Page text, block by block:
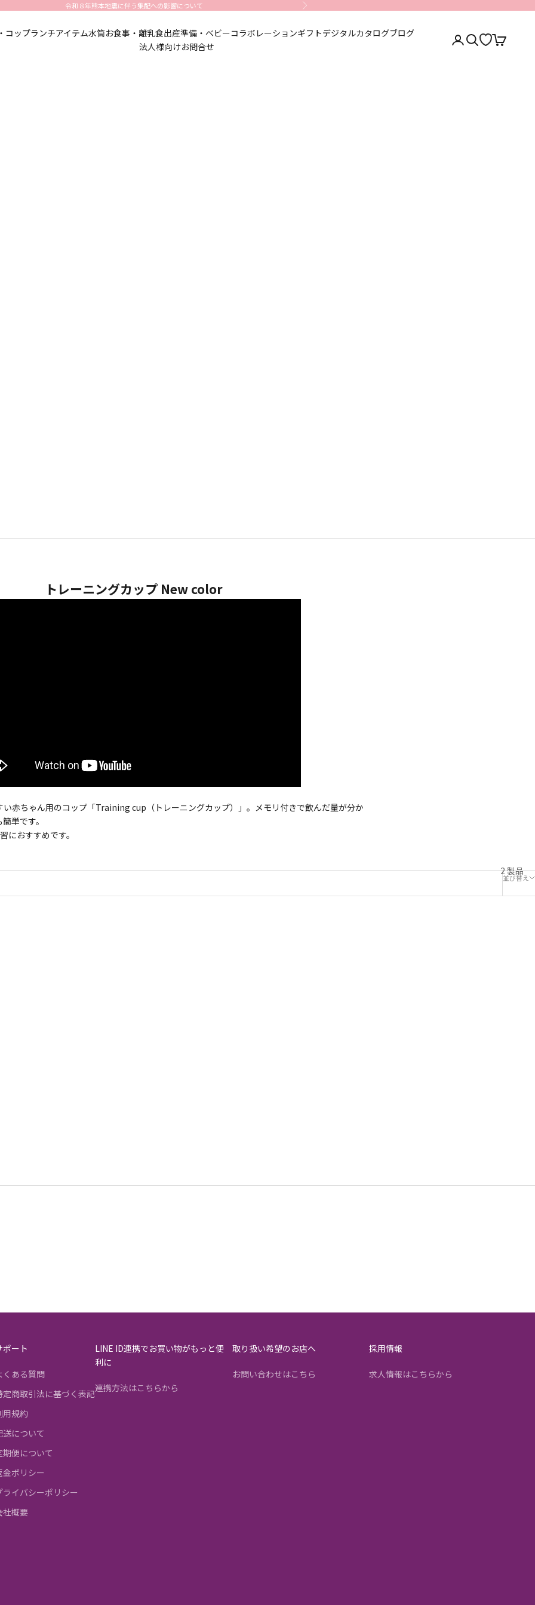
令和８年熊本地震に伴う集配への影響について 次へ
コップランチアイテム水筒お食事・離乳食出産準備・ベビーコラボレーションギフトデジタルカタログブログ
法人様向けお問合せ
アカウントページに
検索を開くカートを
トレーニングカップ New color
い赤ちゃん用のコップ「Training cup（トレーニングカップ）」。メモリ付きで飲んだ量が分か
単です。
におすすめです。
並び替え
2 製品
ポート
くある質問
定商取引法に基づく表記
用規約
送について
期便について
金ポリシー
ライバシーポリシー
社概要
LINE ID連携でお買い物がもっと便
利に
連携方法はこちらから
取り扱い希望のお店へ
お問い合わせはこちら
採用情報
求人情報はこちらから